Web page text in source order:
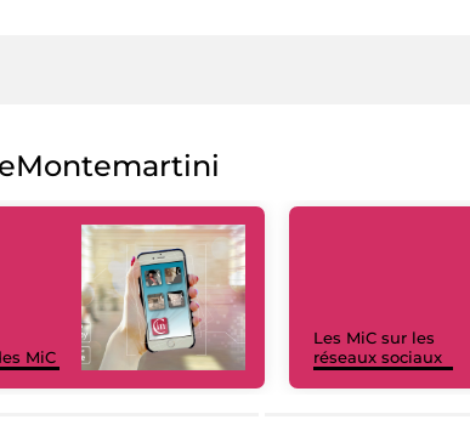
MiC
Les MiC sur les
réseaux sociaux